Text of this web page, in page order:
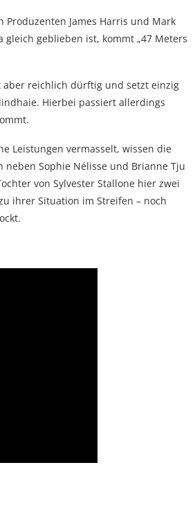
Produzenten James Harris und Mark
gleich geblieben ist, kommt „47 Meters
aber reichlich dürftig und setzt einzig
Hierbei passiert allerdings
Leistungen vermasselt, wissen die
Sophie Nélisse und Brianne Tju
von Sylvester Stallone hier zwei
ihrer Situation im Streifen – noch